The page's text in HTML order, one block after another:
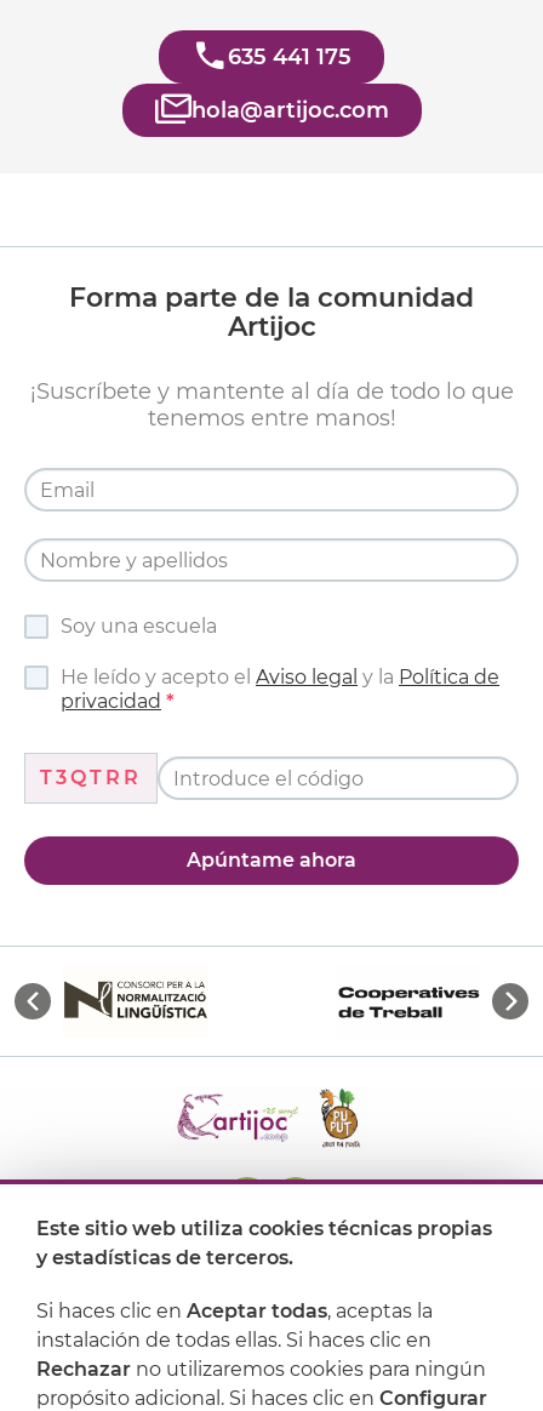
635 441 175
hola@artijoc.com
Forma parte de la comunidad
Artijoc
¡Suscríbete y mantente al día de todo lo que
tenemos entre manos!
Soy una escuela
He leído y acepto el Aviso legal y la Política de
privacidad
T3QTRR
Apúntame ahora
Dónde encontrarnos
Artijoc
Soporte
Este sitio web utiliza cookies técnicas propias
y estadísticas de terceros.
Si haces clic en Aceptar todas, aceptas la
instalación de todas ellas. Si haces clic en
Rechazar no utilizaremos cookies para ningún
propósito adicional. Si haces clic en Configurar